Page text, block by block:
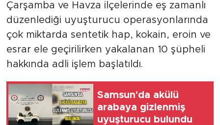
Çarşamba ve Havza ilçelerinde eş zamanlı
düzenlediği uyuşturucu operasyonlarında
çok miktarda sentetik hap, kokain, eroin ve
esrar ele geçirilirken yakalanan 10 şüpheli
hakkında adli işlem başlatıldı.
Samsun'da akülü
arabaya gizlenmiş
uyuşturucu bulundu